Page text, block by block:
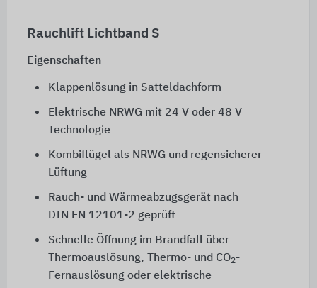
Rauchlift Lichtband S
Eigenschaften
Klappenlösung in Satteldachform
Elektrische NRWG mit 24 Voder 48 V
Technologie
Kombiflügel als NRWG und regensicherer
Lüftung
Rauch- und Wärmeabzugsgerät nach
DIN EN 12101-2 geprüft
Schnelle Öffnung im Brandfall über
Thermoauslösung, Thermo- und CO2-
Fernauslösung oder elektrische